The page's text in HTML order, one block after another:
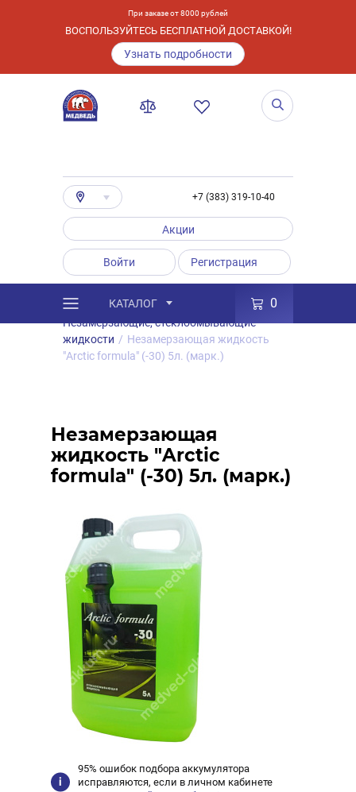
При заказе от 8000 рублей
ВОСПОЛЬЗУЙТЕСЬ БЕСПЛАТНОЙ ДОСТАВКОЙ!
Узнать подробности
+7 (383) 319-10-40
Акции
Войти Регистрация
КАТАЛОГ 0
Каталог / Товары Автохимия
/
Незамерзающие, стеклоомывающие
жидкости / Незамерзающая жидкость
"Arctic formula" (-30) 5л. (марк.)
Незамерзающая
жидкость "Arctic
formula" (-30) 5л. (марк.)
95% ошибок подбора аккумулятора
исправляются, если в личном кабинете